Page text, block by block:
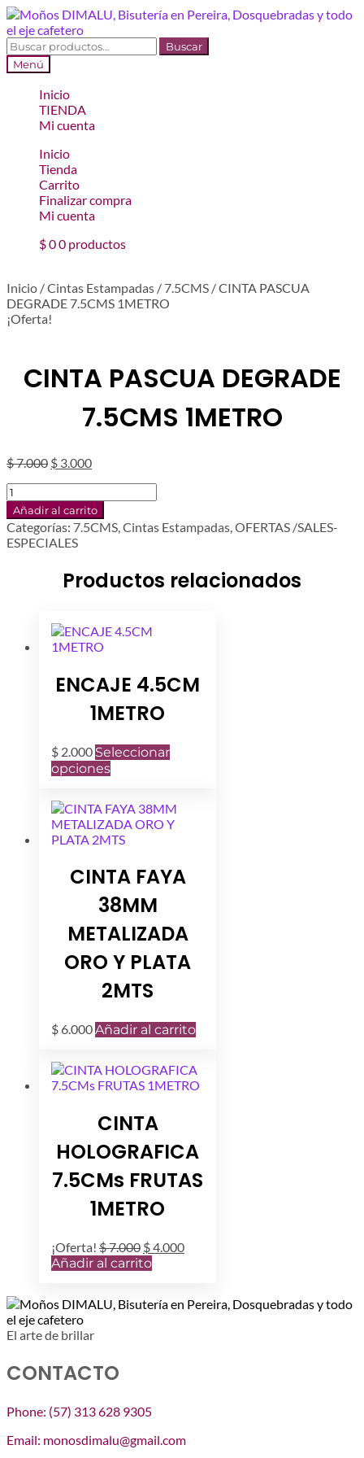
Ir
a
la
navegación
Ir
al
contenido
Buscar
por:
Buscar
Menú
Inicio
TIENDA
Mi cuenta
Inicio
Tienda
Carrito
Finalizar compra
Mi cuenta
$00 productos
Inicio /Cintas Estampadas / 7.5CMS /CINTA PASCUA
DEGRADE 7.5CMS 1METRO
¡Oferta!
CINTA PASCUA DEGRADE
7.5CMS 1METRO
$7.000 El
era:
$ 7.000.
$ 3.000El
es:
$ 3.000.
CINTA
PASCUA
DEGRADE
7.5CMS
1METRO
Añadir al carrito
Categorías: 7.5CMS,Cintas Estampadas,OFERTAS /SALES-
ESPECIALES
Productos relacionados
ENCAJE 4.5CM
1METRO
$ 2.000 Seleccionar
opciones
múltiples
variantes.
Las
se
elegir
la
página
de
producto
CINTA FAYA
38MM
METALIZADA
ORO Y PLATA
2MTS
$ 6.000Añadir al carrito
CINTA
HOLOGRAFICA
7.5CMs FRUTAS
1METRO
¡Oferta! $7.000 El
precio
$ 7.000.
$4.000El
$ 4.000.
Añadir al carrito
El arte de brillar
CONTACTO
Phone: (57) 313 628 9305
Email: monosdimalu@gmail.com